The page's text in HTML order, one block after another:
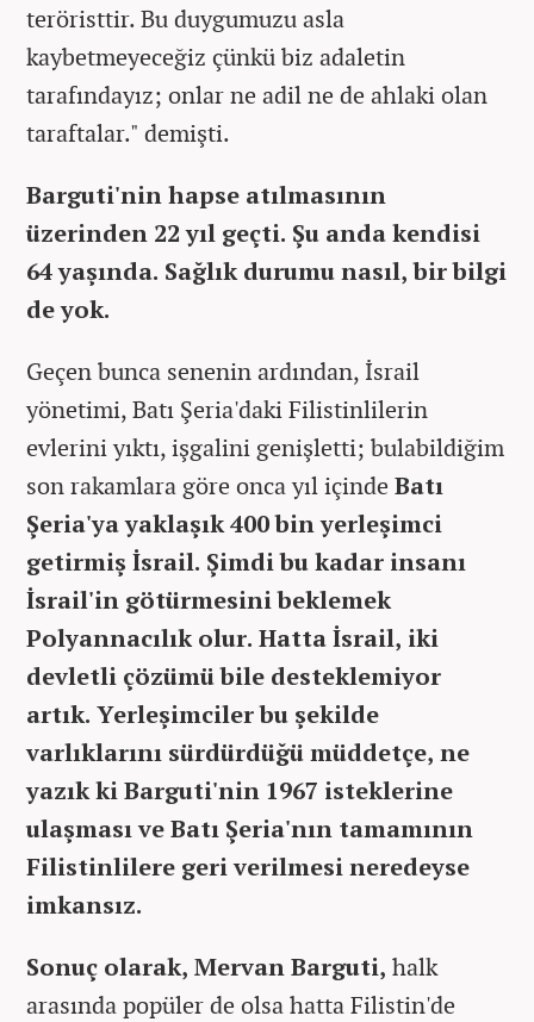
teröristtir. Bu duygumuzu asla
kaybetmeyeceğiz çünkü biz adaletin
tarafındayız; onlar ne adil ne de ahlaki olan
taraftalar." demişti.
Barguti'nin hapse atılmasının
üzerinden 22 yıl geçti. Şu anda kendisi
64 yaşında. Sağlık durumu nasıl, bir bilgi
de yok.
Geçen bunca senenin ardından, İsrail
yönetimi, Batı Şeria'daki Filistinlilerin
evlerini yıktı, işgalini genişletti; bulabildiğim
son rakamlara göre onca yıl içinde Batı
Şeria'ya yaklaşık 400 bin yerleşimci
getirmiş İsrail. Şimdi bu kadar insanı
İsrail'in götürmesini beklemek
Polyannacılık olur. Hatta İsrail, iki
devletli çözümü bile desteklemiyor
artık. Yerleşimciler bu şekilde
varlıklarını sürdürdüğü müddetçe, ne
yazık ki Barguti'nin 1967 isteklerine
ulaşması ve Batı Şeria'nın tamamının
Filistinlilere geri verilmesi neredeyse
imkansız.
Sonuç olarak, Mervan Barguti, halk
arasında popüler de olsa hatta Filistin'de